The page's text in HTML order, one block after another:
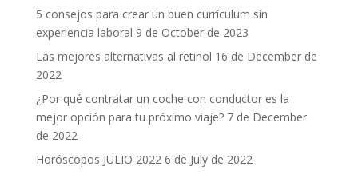
5 consejos para crear un buen currículum sin
experiencia laboral 9 de October de 2023
Las mejores alternativas al retinol 16 de December de
2022
¿Por qué contratar un coche con conductor es la
mejor opción para tu próximo viaje? 7 de December
de 2022
Horóscopos JULIO 2022 6 de July de 2022